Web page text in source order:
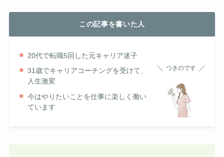
この記事を書いた人
20代で転職5回した元キャリア迷子
31歳でキャリアコーチングを受けて、
人生激変
今はやりたいことを仕事に楽しく働い
ています
つきのです